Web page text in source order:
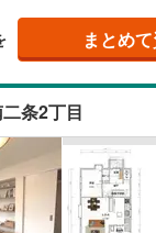
まとめ
条2丁目
大阪
鳥取
徳島
福岡
北見市(
網走市(
稚内市(
江別市
士別市
道南い
（1）
二世帯向
サービ